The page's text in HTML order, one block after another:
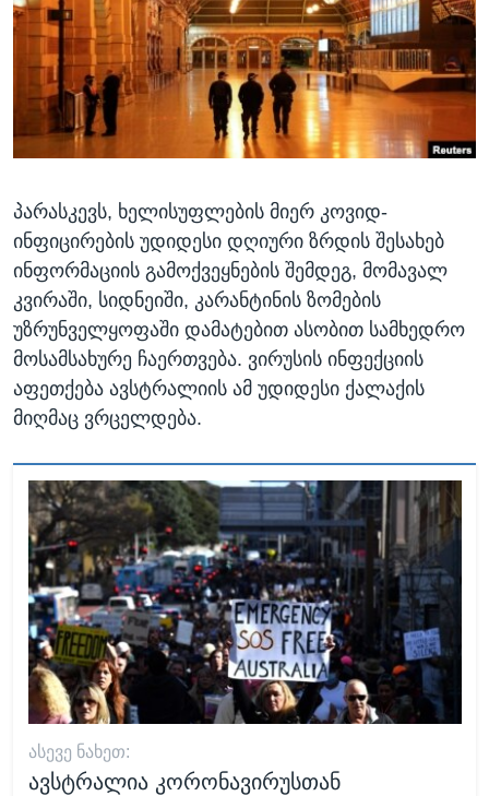
ᲡᲢᲣᲓᲘᲐ ᲕᲐᲨᲘᲜᲒᲢᲝᲜᲘ
ᲔᲙᲝᲜᲝᲛᲘᲙᲐ
ᲯᲐᲜᲛᲠᲗᲔᲚᲝᲑᲐ
ᲛᲔᲪᲜᲘᲔᲠᲔᲑᲐ
ᲘᲜᲢᲔᲠᲕᲘᲣ
ᲒᲐᲚᲘᲚᲔᲝ
ᲓᲔᲖᲘᲜᲤᲝᲠᲛᲐᲪᲘᲐ
Learning English
ᲗᲕᲐᲚᲘ ᲒᲕᲐᲓᲔᲕᲜᲔᲗ
ენები
პარასკევს, ხელისუფლების მიერ კოვიდ-
ინფიცირების უდიდესი დღიური ზრდის შესახებ
ინფორმაციის გამოქვეყნების შემდეგ, მომავალ
კვირაში, სიდნეიში, კარანტინის ზომების
უზრუნველყოფაში დამატებით ასობით სამხედრო
მოსამსახურე ჩაერთვება. ვირუსის ინფექციის
აფეთქება ავსტრალიის ამ უდიდესი ქალაქის
მიღმაც ვრცელდება.
ᲐᲡᲔᲕᲔ ᲜᲐᲮᲔᲗ:
ავსტრალია კორონავირუსთან